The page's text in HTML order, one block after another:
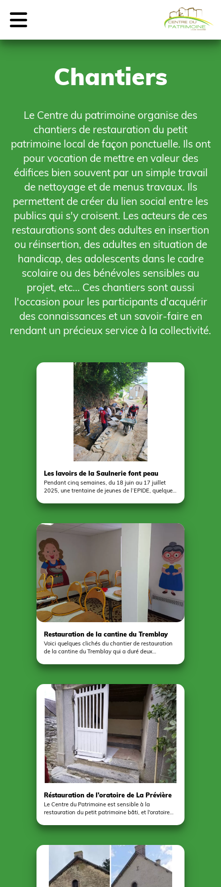
Chantiers
Le Centre du patrimoine organise des
chantiers de restauration du petit
patrimoine local de façon ponctuelle. Ils ont
pour vocation de mettre en valeur des
édifices bien souvent par un simple travail
de nettoyage et de menus travaux. Ils
permettent de créer du lien social entre les
publics qui s'y croisent. Les acteurs de ces
restaurations sont des adultes en insertion
ou réinsertion, des adultes en situation de
handicap, des adolescents dans le cadre
scolaire ou des bénévoles sensibles au
projet, etc... Ces chantiers sont aussi
l'occasion pour les participants d'acquérir
des connaissances et un savoir-faire en
rendant un précieux service à la collectivité.
Les lavoirs de la Saulnerie font peau
neuve !
Pendant cinq semaines, du 18 juin au 17 juillet
2025, une trentaine de jeunes de l’EPIDE, quelques
maçonnerie au mortier de chaux, démoussage des
toitures, traitement de la charpente… un vrai travail
d’équipe dans la convivialité pour préserver ce
joyau du patrimoine local. Un résultat
impressionnant et un grand bravo à chacun !
Restauration de la cantine du Tremblay
Voici quelques clichés du chantier de restauration
de la cantine du Tremblay qui a duré deux
fresque avec des montgolfières réalisée en 2012,
enduits et ponçage puis plusieurs couches de
peinture) pendant que les 21 enfants de l'école du
Tremblay de la grande section à la maternelle
travaillaient sur des modules pédagogiques et
décoratifs en lien avec le circuit court et la
consommation de produits locaux. Merci à
l'association Familles rurales du Tremblay de nous
avoir accordée sa confiance.
Réstauration de l'oratoire de La Prévière
Le Centre du Patrimoine est sensible à la
restauration du petit patrimoine bâti, et l'oratoire
travaux de maçonnerie. La porte d'accès a reçue
quatre couches de peinture, quelques tomettes ont
été changées et les parois intérieures ont été
repeintes- Pendant six jour, un vingtaine de jeunes
en réinsertion du centre EPIDE de Combrée se sont
relayés pour participer à ce chantier à la formation